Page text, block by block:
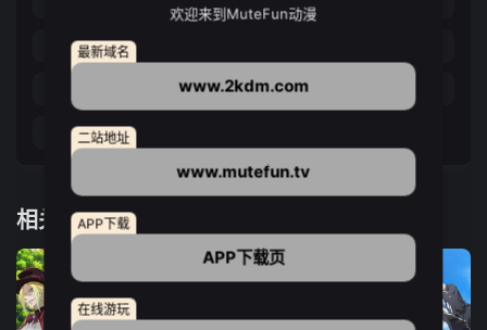
第09集
第14集 第15集
第17集
相关推荐
欢迎来到MuteFun动漫
最新域名
www.2kdm.com
二站地址
www.mutefun.tv
APP下载
APP下载页
在线游玩